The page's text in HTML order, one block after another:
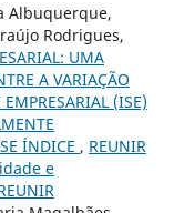
Albuquerque,
Rodrigues,
UMA
A VARIAÇÃO
(ISE)
ÍNDICE , REUNIR
e